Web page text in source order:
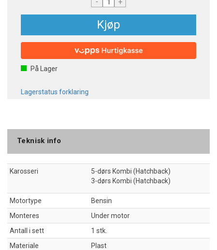
Kjøp
På Lager
Lagerstatus forklaring
Teknisk info
Karosseri
5-dørs Kombi (Hatchback)
3-dørs Kombi (Hatchback)
Motortype
Bensin
Monteres
Under motor
Antall i sett
1 stk.
Materiale
Plast